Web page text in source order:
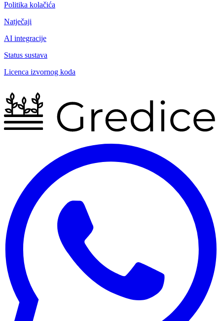
Politika kolačića
Natječaji
AI integracije
Status sustava
Licenca izvornog koda